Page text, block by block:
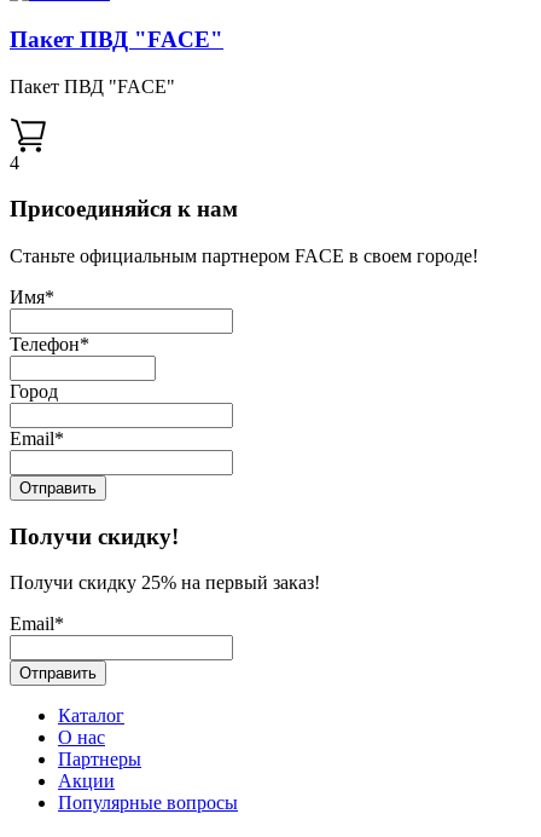
Пакет ПВД "FACE"
Пакет ПВД "FACE"
4
Присоединяйся к нам
Станьте официальным партнером FACE в своем городе!
Имя*
Телефон*
Город
Email*
Получи скидку!
Получи скидку 25% на первый заказ!
Email*
Каталог
О нас
Партнеры
Акции
Популярные вопросы